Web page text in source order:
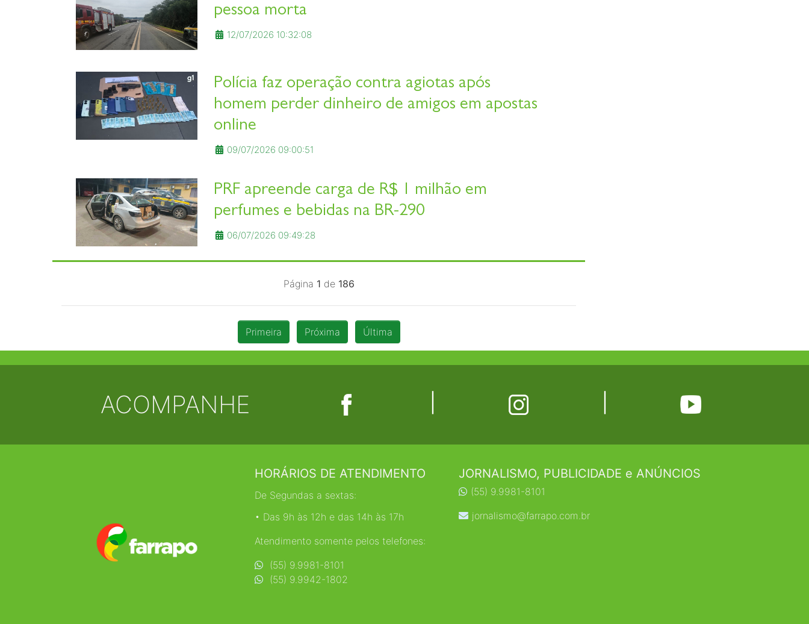
pessoa morta
12/07/2026 10:32:08
Polícia faz operação contra agiotas após
homem perder dinheiro de amigos em apostas
online
09/07/2026 09:00:51
PRF apreende carga de R$ 1 milhão em
perfumes e bebidas na BR-290
06/07/2026 09:49:28
Página 1 de 186
Primeira Próxima Última
ACOMPANHE
HORÁRIOS DE ATENDIMENTO
De Segundas a sextas:
• Das 9h às 12h e das 14h às 17h
Atendimento somente pelos telefones:
(55) 9.9981-8101
(55) 9.9942-1802
JORNALISMO, PUBLICIDADE e ANÚNCIOS
(55) 9.9981-8101
jornalismo@farrapo.com.br